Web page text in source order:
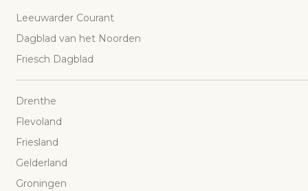
Leeuwarder Courant
Dagblad van het Noorden
Friesch Dagblad
Drenthe
Flevoland
Friesland
Gelderland
Groningen